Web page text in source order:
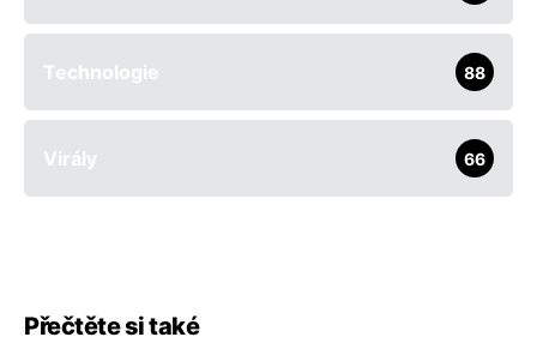
Technologie 88
Virály 66
Přečtěte si také